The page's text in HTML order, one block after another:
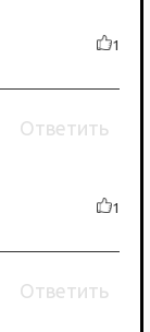
1
1
Ответить
Ответить